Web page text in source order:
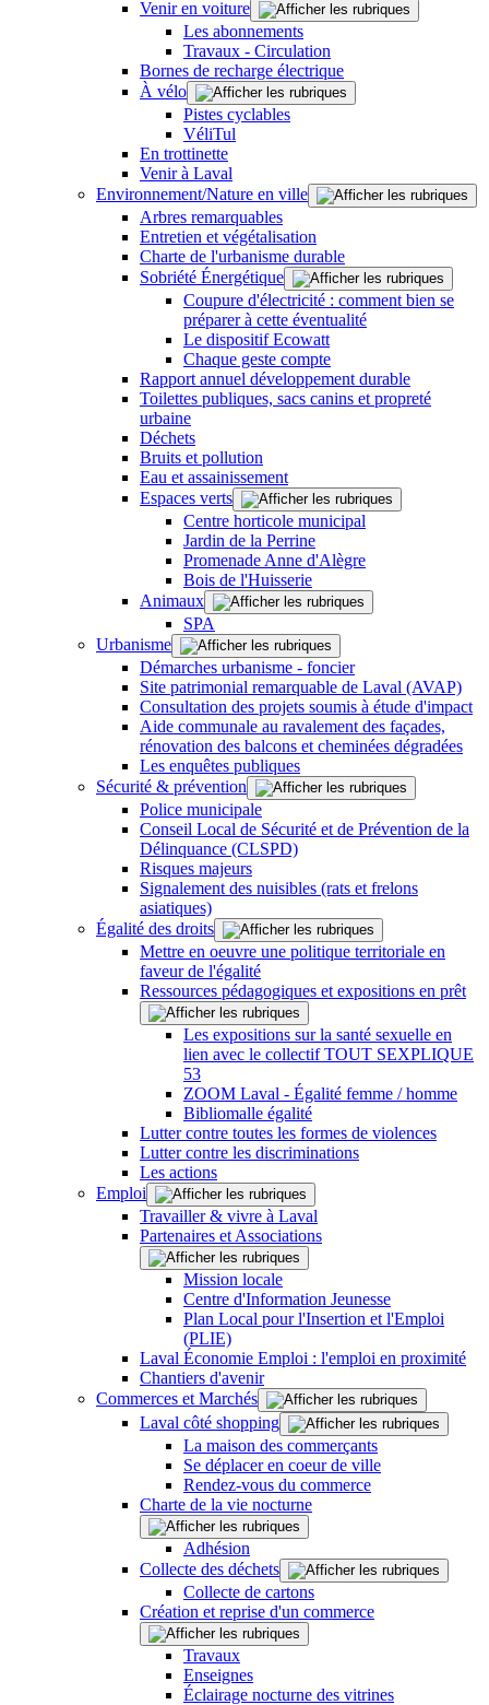
Venir en voiture
Les abonnements
Travaux - Circulation
Bornes de recharge électrique
À vélo
Pistes cyclables
VéliTul
En trottinette
Venir à Laval
Environnement/Nature en ville
Arbres remarquables
Entretien et végétalisation
Charte de l'urbanisme durable
Sobriété Énergétique
Coupure d'électricité : comment bien se
préparer à cette éventualité
Le dispositif Ecowatt
Chaque geste compte
Rapport annuel développement durable
Toilettes publiques, sacs canins et propreté
urbaine
Déchets
Bruits et pollution
Eau et assainissement
Espaces verts
Centre horticole municipal
Jardin de la Perrine
Promenade Anne d'Alègre
Bois de l'Huisserie
Animaux
SPA
Urbanisme
Démarches urbanisme - foncier
Site patrimonial remarquable de Laval (AVAP)
Consultation des projets soumis à étude d'impact
Aide communale au ravalement des façades,
rénovation des balcons et cheminées dégradées
Les enquêtes publiques
Sécurité & prévention
Police municipale
Conseil Local de Sécurité et de Prévention de la
Délinquance (CLSPD)
Risques majeurs
Signalement des nuisibles (rats et frelons
asiatiques)
Égalité des droits
Mettre en oeuvre une politique territoriale en
faveur de l'égalité
Ressources pédagogiques et expositions en prêt
Les expositions sur la santé sexuelle en
lien avec le collectif TOUT SEXPLIQUE
53
ZOOM Laval - Égalité femme / homme
Bibliomalle égalité
Lutter contre toutes les formes de violences
Lutter contre les discriminations
Les actions
Emploi
Travailler & vivre à Laval
Partenaires et Associations
Mission locale
Centre d'Information Jeunesse
Plan Local pour l'Insertion et l'Emploi
(PLIE)
Laval Économie Emploi : l'emploi en proximité
Chantiers d'avenir
Commerces et Marchés
Laval côté shopping
La maison des commerçants
Se déplacer en coeur de ville
Rendez-vous du commerce
Charte de la vie nocturne
Adhésion
Collecte des déchets
Collecte de cartons
Création et reprise d'un commerce
Travaux
Enseignes
Éclairage nocturne des vitrines